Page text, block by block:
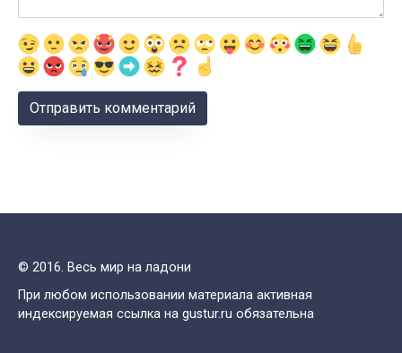
© 2016. Весь мир на ладони
При любом использовании материала активная
индексируемая ссылка на gustur.ru обязательна